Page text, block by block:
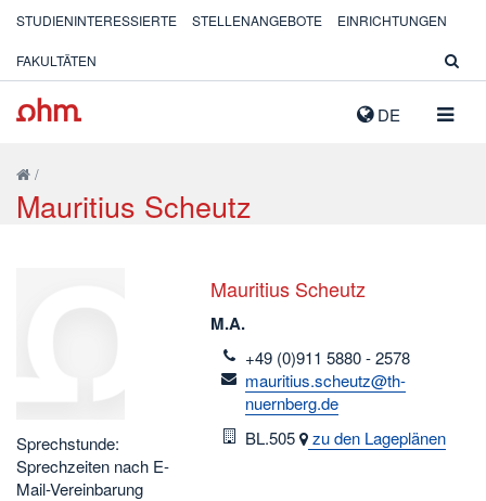
DE
STUDIENINTERESSIERTE STELLENANGEBOTE EINRICHTUNGEN
FAKULTÄTEN
/
Mauritius Scheutz
Sprechstunde:
Sprechzeiten nach E-
Mail-Vereinbarung
Mauritius Scheutz
M.A.
telefon
+49 (0)911 5880 - 2578
email
mauritius.scheutz@th-
nuernberg.de
Raum
BL.505 zu den Lageplänen